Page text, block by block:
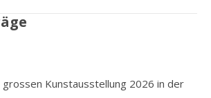
Kunstausstellung 2026 in der